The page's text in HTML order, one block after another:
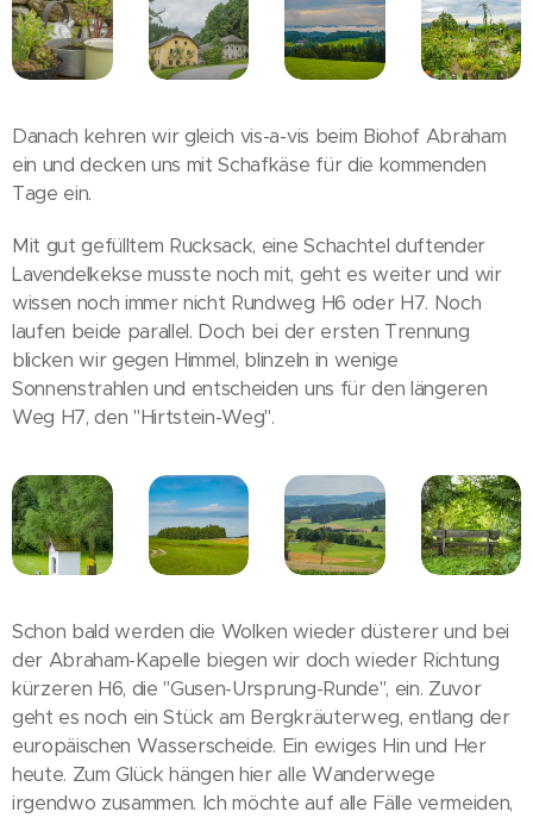
Danach kehren wir gleich vis-a-vis beim Biohof Abraham
ein und decken uns mit Schafkäse für die kommenden
Tage ein.
Mit gut gefülltem Rucksack, eine Schachtel duftender
Lavendelkekse musste noch mit, geht es weiter und wir
wissen noch immer nicht Rundweg H6 oder H7. Noch
laufen beide parallel. Doch bei der ersten Trennung
blicken wir gegen Himmel, blinzeln in wenige
Sonnenstrahlen und entscheiden uns für den längeren
Weg H7, den "Hirtstein-Weg".
Schon bald werden die Wolken wieder düsterer und bei
der Abraham-Kapelle biegen wir doch wieder Richtung
kürzeren H6, die "Gusen-Ursprung-Runde", ein. Zuvor
geht es noch ein Stück am Bergkräuterweg, entlang der
europäischen Wasserscheide. Ein ewiges Hin und Her
heute. Zum Glück hängen hier alle Wanderwege
irgendwo zusammen. Ich möchte auf alle Fälle vermeiden,